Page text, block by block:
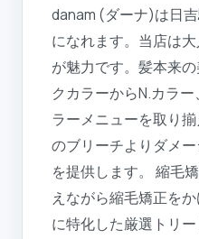
danam (ダーナ)は日
になれます。当店は
が魅力です。髪本来
クカラーからN.カラ
ラーメニューを取り
のブリーチよりダメ
を提供します。 縮毛
えながら縮毛矯正を
に特化した厳選トリ